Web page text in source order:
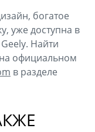
богатое
уже доступна в
Найти
официальном
в разделе